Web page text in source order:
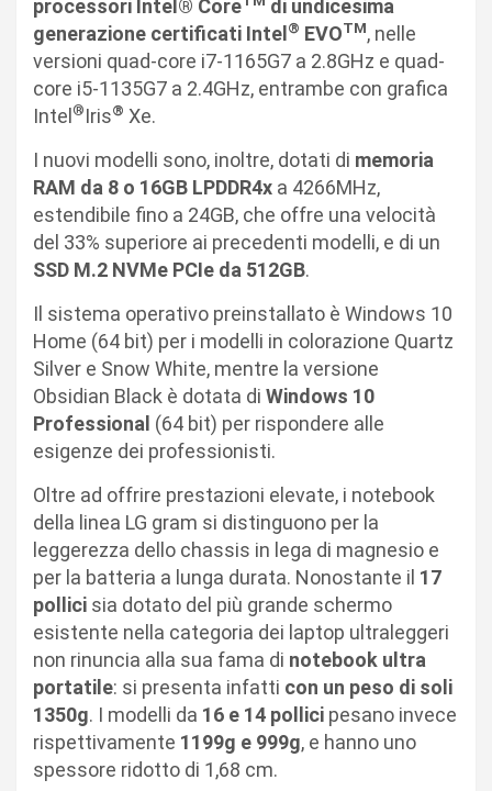
processori Intel® Core
di undicesima
generazione certificati Intel® EVOTM, nelle
versioni quad-core i7-1165G7 a 2.8GHz e quad-
core i5-1135G7 a 2.4GHz, entrambe con grafica
Intel®Iris® Xe.
I nuovi modelli sono, inoltre, dotati di memoria
RAM da 8 o 16GB LPDDR4x a 4266MHz,
estendibile fino a 24GB, che offre una velocità
del 33% superiore ai precedenti modelli, e di un
SSD M.2 NVMe PCIe da 512GB.
Il sistema operativo preinstallato è Windows 10
Home (64 bit) per i modelli in colorazione Quartz
Silver e Snow White, mentre la versione
Obsidian Black è dotata di Windows 10
Professional (64 bit) per rispondere alle
esigenze dei professionisti.
Oltre ad offrire prestazioni elevate, i notebook
della linea LG gram si distinguono per la
leggerezza dello chassis in lega di magnesio e
per la batteria a lunga durata. Nonostante il 17
pollici sia dotato del più grande schermo
esistente nella categoria dei laptop ultraleggeri
non rinuncia alla sua fama di notebook ultra
portatile: si presenta infatti con un peso di soli
1350g. I modelli da 16 e 14 pollici pesano invece
rispettivamente 1199g e 999g, e hanno uno
spessore ridotto di 1,68 cm.